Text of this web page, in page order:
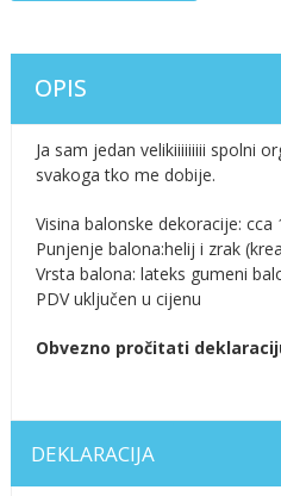
OPIS
Ja sam jedan velikiiiiiiiii spolni
svakoga tko me dobije.
Visina balonske dekoracije: cca
Punjenje balona:helij i zrak
Vrsta balona: lateks gumeni
PDV uključen u cijenu
Obvezno pročitati
DEKLARACIJA